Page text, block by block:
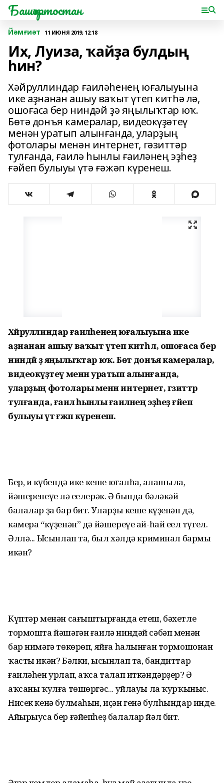
Башҡортостан
Йәмғиәт 11 ИЮНЯ 2019, 12:18
Их, Луиза, ҡайҙа булдың
һин?
Хәйруллиндар ғаиләһенең юғалыуына
ике аҙнанан ашыу ваҡыт үтеп китһә лә,
ошоғаса бер ниндәй ҙә яңылыҡтар юҡ.
Бөтә донъя камералар, видеокүҙәтеү
менән уратып алынғанда, уларҙың
фотолары менән интернет, гәзиттәр
тулғанда, ғаилә һынлы ғаиләнең эҙһеҙ
ғәйеп булыуы үтә ғәжәп күренеш.
Хәйруллиндар ғаиләһенең юғалыуына ике
аҙнанан ашыу ваҡыт үтеп китһә лә, ошоғаса бер
ниндәй ҙә яңылыҡтар юҡ. Бөтә донъя камералар,
видеокүҙәтеү менән уратып алынғанда,
уларҙың фотолары менән интернет, гәзиттәр
тулғанда, ғаилә һынлы ғаиләнең эҙһеҙ ғәйеп
булыуы үтә ғәжәп күренеш.
Бер, иң күбендә ике кеше юғалһа, аңлашыла,
йәшеренеүе лә еңелерәк. Ә бында бәләкәй
балалар ҙа бар бит. Уларҙы кеше күҙенән дә,
камера “күҙенән” дә йәшереүе ай-һай еңел түгел.
Әллә... Ысынлап та, был хәлдә криминал бармы
икән?
Күптәр менән сағыштырғанда етеш, бәхетле
тормошта йәшәгән ғаилә ниндәй сәбәп менән
бар нимәгә төкөрөп, яйға һалынған тормошонан
ҡасты икән? Бәлки, ысынлап та, бандиттар
ғаиләһен урлап, аҡса талап иткәндәрҙер? Ә
аҡсаны ҡулға төшөргәс... уйлауы ла ҡурҡыныс.
Нисек кенә булмаһын, иҫән генә булһындар инде.
Айырыуса бер ғәйепһеҙ балалар йәл бит.